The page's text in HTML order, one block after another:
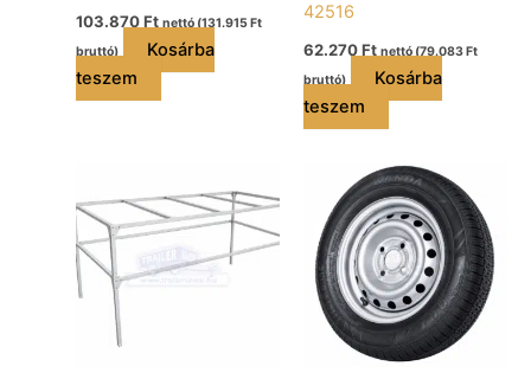
103.870Ft nettó (131.915Ft
bruttó)
Kosárba
teszem
42516
62.270Ft nettó (79.083Ft
bruttó)
Kosárba
teszem